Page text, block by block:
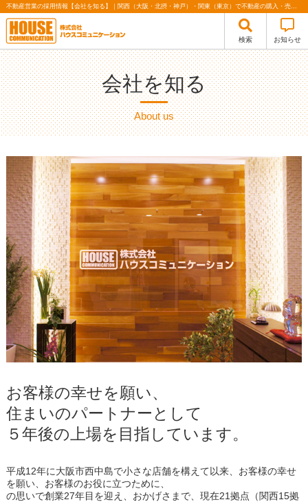
不動産営業の採用情報【会社を知る】｜関西（大阪・北摂・神戸）・関東（東京）で不動産の購入・売却、注文住宅、リノベーションの事なら株式会社ハウスコミュニケーション
検索 お知らせ
会社を知る
About us
お客様の幸せを願い、
住まいのパートナーとして
５年後の上場を目指しています。
平成12年に大阪市西中島で小さな店舗を構えて以来、お客様の幸せ
を願い、お客様のお役に立つために、
の思いで創業27年目を迎え、おかげさまで、現在21拠点（関西15拠